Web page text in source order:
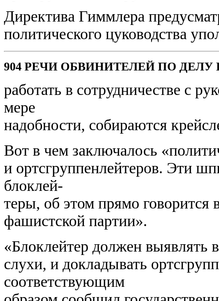
Директива Гиммлера
политического цуководства
904 РЕЧИ ОБВИНИТЕЛЕЙ ПО
работать в сотрудничестве с
мере
надобности, собираются
Вот в чем заключалось
и ортсгруппенлейтеров. Эти
блоклей-
теры, об этом прямо говорится
фашистской партии».
«Блоклейтер должен выявлять
слухи, и докладывать
соответствующим